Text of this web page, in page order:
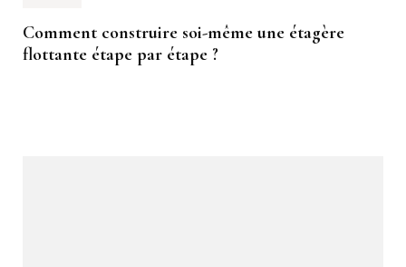
Comment construire soi-même une étagère
flottante étape par étape ?